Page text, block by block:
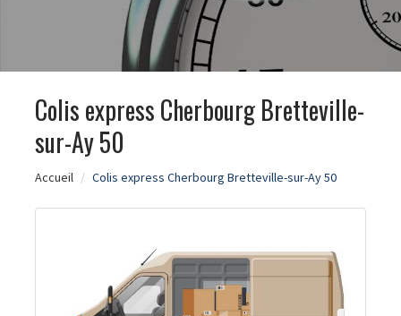
Colis express Cherbourg Bretteville-
sur-Ay 50
Accueil Colis express Cherbourg Bretteville-sur-Ay 50